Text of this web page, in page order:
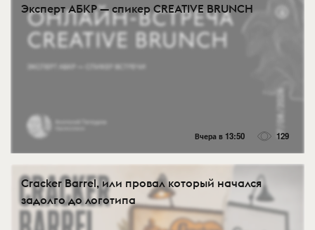
Эксперт АБКР — спикер CREATIVE BRUNCH
Вчера в 13:50 129
Cracker Barrel, или провал который начался
задолго до логотипа